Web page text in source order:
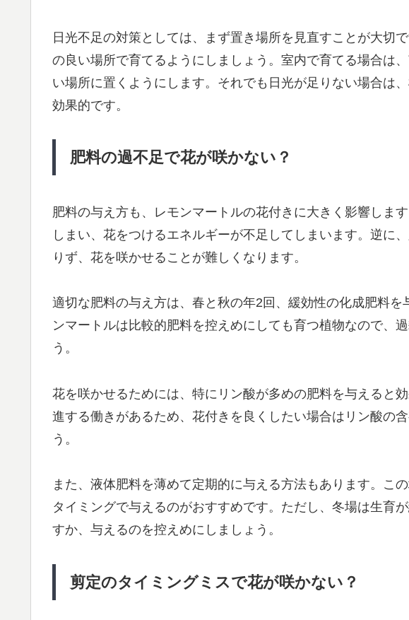
日光不足の対策としては、まず置き場所を見直すことが大切
の良い場所で育てるようにしましょう。室内で育てる場合は
い場所に置くようにします。それでも日光が足りない場合は
効果的です。
肥料の過不足で花が咲かない？
肥料の与え方も、レモンマートルの花付きに大きく影響しま
しまい、花をつけるエネルギーが不足してしまいます。逆に
りず、花を咲かせることが難しくなります。
適切な肥料の与え方は、春と秋の年2回、緩効性の化成肥料
ンマートルは比較的肥料を控えめにしても育つ植物なので、
う。
花を咲かせるためには、特にリン酸が多めの肥料を与えると
進する働きがあるため、花付きを良くしたい場合はリン酸の
う。
また、液体肥料を薄めて定期的に与える方法もあります。こ
タイミングで与えるのがおすすめです。ただし、冬場は生育
すか、与えるのを控えめにしましょう。
剪定のタイミングミスで花が咲かない？